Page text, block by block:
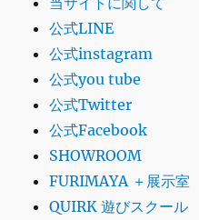
公式LINE
公式instagram
公式you tube
公式Twitter
公式Facebook
SHOWROOM
FURIMAYA ＋展示室
QUIRK 遊びスクール